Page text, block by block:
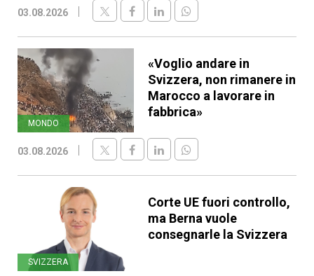
03.08.2026
MONDO
«Voglio andare in
Svizzera, non rimanere in
Marocco a lavorare in
fabbrica»
03.08.2026
SVIZZERA
Corte UE fuori controllo,
ma Berna vuole
consegnarle la Svizzera